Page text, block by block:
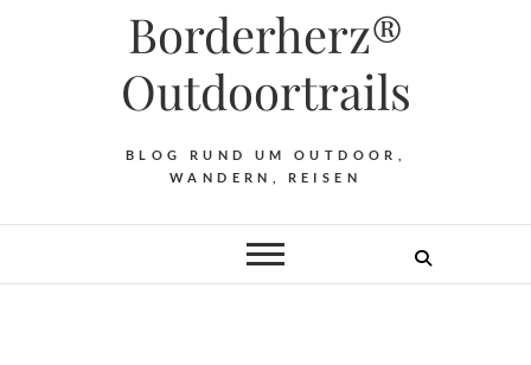
Borderherz®
Outdoortrails
BLOG RUND UM OUTDOOR,
WANDERN, REISEN